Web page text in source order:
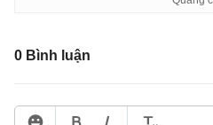
0 Bình luận